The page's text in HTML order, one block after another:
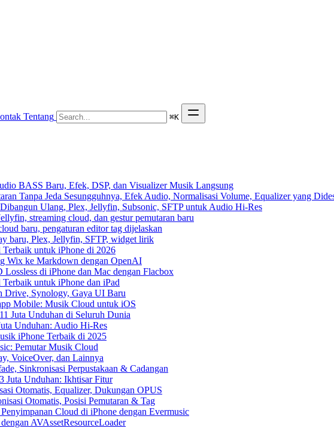
Tentang ⌘K
BASS Baru, Efek, DSP, dan Visualizer Musik Langsung
Tanpa Jeda Sesungguhnya, Efek Audio, Normalisasi Volume, Equalizer yang
Ulang, Plex, Jellyfin, Subsonic, SFTP untuk Audio Hi-Res
streaming cloud, dan gestur pemutaran baru
baru, pengaturan editor tag dijelaskan
baru, Plex, Jellyfin, SFTP, widget lirik
untuk iPhone di 2026
Wix ke Markdown dengan OpenAI
di iPhone dan Mac dengan Flacbox
untuk iPhone dan iPad
Drive, Synology, Gaya UI Baru
Mobile: Musik Cloud untuk iOS
Juta Unduhan di Seluruh Dunia
Unduhan: Audio Hi-Res
iPhone Terbaik di 2025
Pemutar Musik Cloud
VoiceOver, dan Lainnya
Sinkronisasi Perpustakaan & Cadangan
Juta Unduhan: Ikhtisar Fitur
Otomatis, Equalizer, Dukungan OPUS
Otomatis, Posisi Pemutaran & Tag
Cloud di iPhone dengan Evermusic
AVAssetResourceLoader